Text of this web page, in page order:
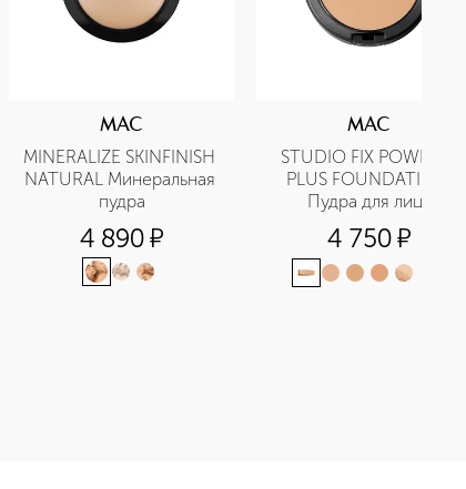
MAC
MINERALIZE SKINFINISH
NATURAL Минеральная
пудра
4 890¤
MAC
STUDIO FIX POWDER
PLUS FOUNDATION
Пудра для лица
4 750¤